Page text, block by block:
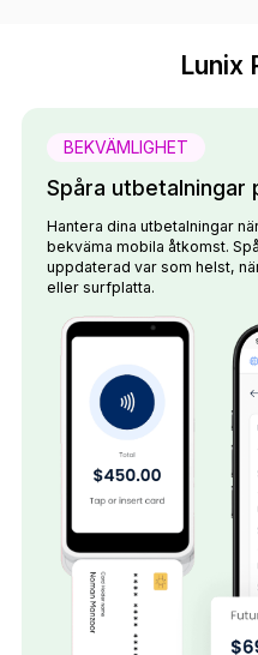
Lunix
BEKVÄMLIGHET
Spåra utbetalningar
Hantera dina utbetalningar
bekväma mobila åtkomst.
uppdaterad var som helst,
eller surfplatta.